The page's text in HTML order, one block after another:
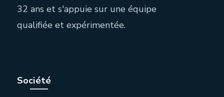
32 ans et s'appuie sur une équipe
qualifiée et expérimentée.
Société